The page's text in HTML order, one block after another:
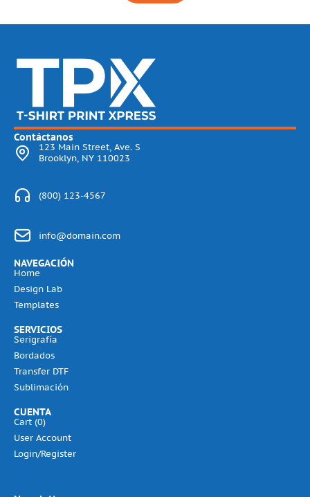
Contáctanos
123 Main Street, Ave. S
Brooklyn, NY 110023
(800) 123-4567
info@domain.com
NAVEGACIÓN
Home
Design Lab
Templates
SERVICIOS
Serigrafía
Bordados
Transfer DTF
Sublimación
CUENTA
Cart (0)
User Account
Login/Register